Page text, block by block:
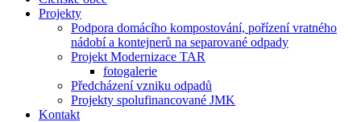
Projekty
Podpora domácího kompostování, pořízení vratného
nádobí a kontejnerů na separované odpady
Projekt Modernizace TAR
fotogalerie
Předcházení vzniku odpadů
Projekty spolufinancované JMK
Kontakt